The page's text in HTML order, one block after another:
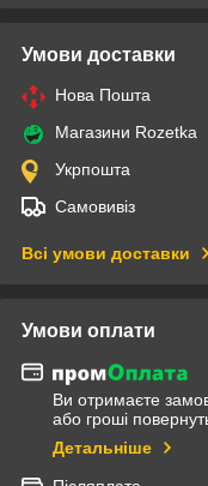
Умови доставки
Нова Пошта
Магазини Rozetka
Укрпошта
Самовивіз
Всі умови доставки
Умови оплати
Ви отримаєте
або гроші
Детальніше